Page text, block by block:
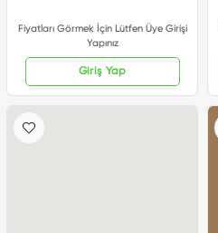
Fiyatları Görmek İçin Lütfen Üye Girişi
Yapınız
Giriş Yap